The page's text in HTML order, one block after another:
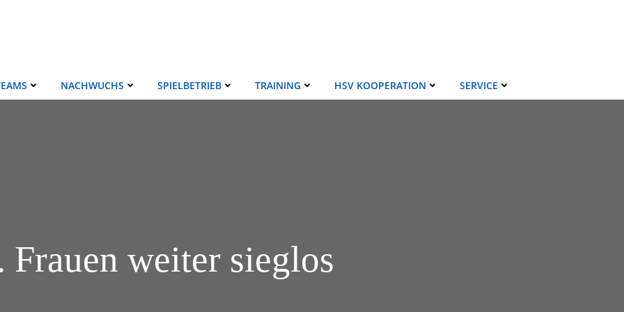
NACHWUCHS SPIELBETRIEB TRAINING HSV KOOPERATION SERVICE
Frauen weiter sieglos